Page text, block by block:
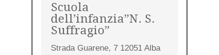
Scuola
dell’infanzia”N. S.
Suffragio”
Strada Guarene, 7 12051 Alba